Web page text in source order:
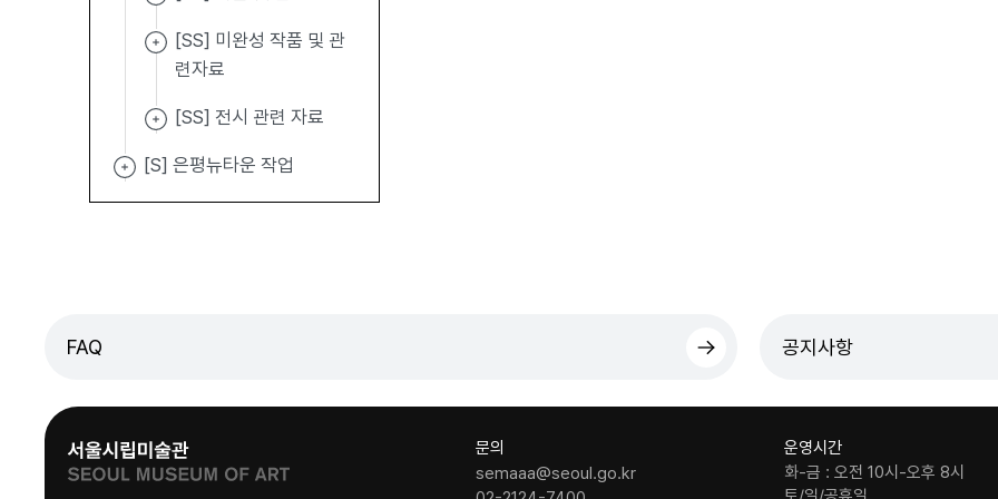
[SS] 미완성 작품 및 관
련자료
[SS] 전시 관련 자료
[S] 은평뉴타운 작업
FAQ 공지사항
문의
semaaa@seoul.go.kr
운영시간
화-금 : 오전 10시-오후 8시